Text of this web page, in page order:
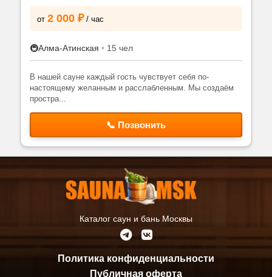
от 2 000 ₽ / час
🚇Алма-Атинская • 15 чел
В нашей сауне каждый гость чувствует себя по-
настоящему желанным и расслабленным. Мы создаём
простра...
📞 Позвонить
Каталог саун и бань Москвы
Политика конфиденциальности
Публичная оферта